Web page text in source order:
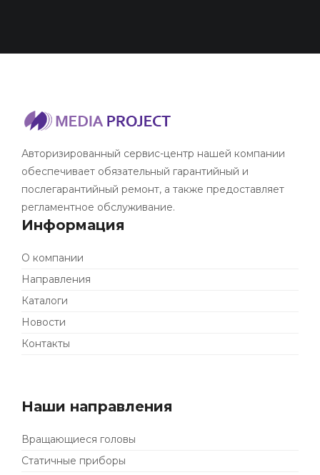
Авторизированный сервис-центр нашей компании
обеспечивает обязательный гарантийный и
послегарантийный ремонт, а также предоставляет
регламентное обслуживание.
Информация
О компании
Направления
Каталоги
Новости
Контакты
Наши направления
Вращающиеся головы
Статичные приборы